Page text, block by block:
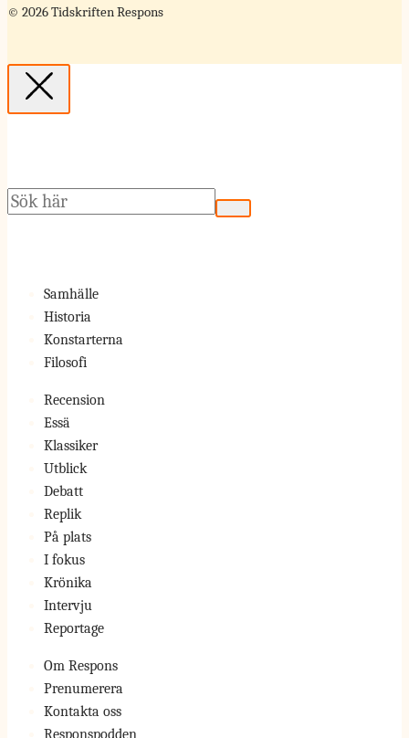
© 2026 Tidskriften Respons
Sök
Samhälle
Historia
Konstarterna
Filosofi
Recension
Essä
Klassiker
Utblick
Debatt
Replik
På plats
I fokus
Krönika
Intervju
Reportage
Om Respons
Prenumerera
Kontakta oss
Responspodden